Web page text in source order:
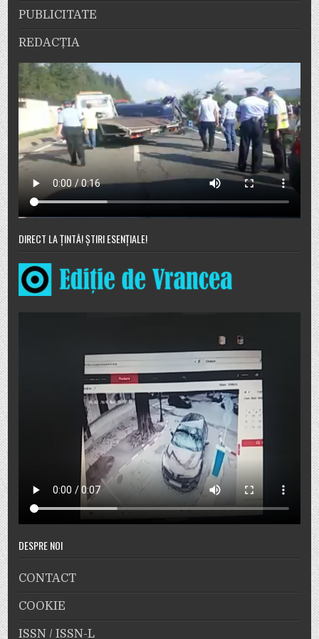
PUBLICITATE
REDACȚIA
DIRECT LA ȚINTĂ! ȘTIRI ESENȚIALE!
DESPRE NOI
CONTACT
COOKIE
ISSN / ISSN-L